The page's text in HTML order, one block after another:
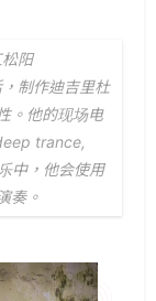
阳
制作迪吉里杜
。他的现场电
trance,
中，他会使用
奏。